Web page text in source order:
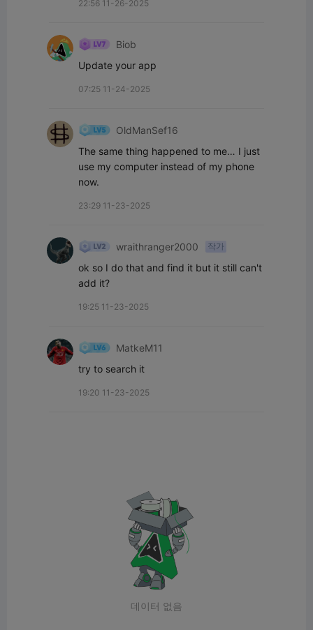
22:56 11-26-2025
Biob
Update your app
07:25 11-24-2025
OldManSef16
The same thing happened to me… I just
use my computer instead of my phone
now.
23:29 11-23-2025
wraithranger2000 작가
ok so I do that and find it but it still can't
add it?
19:25 11-23-2025
MatkeM11
try to search it
19:20 11-23-2025
데이터 없음